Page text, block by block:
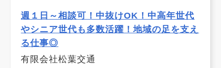
週１日～相談可！中抜けOK！中高年世代
やシニア世代も多数活躍！地域の足を支え
る仕事◎
有限会社松葉交通